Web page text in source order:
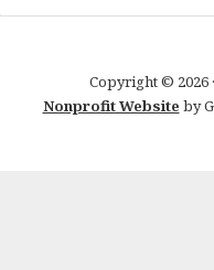
Copyright © 2026
Nonprofit Website by